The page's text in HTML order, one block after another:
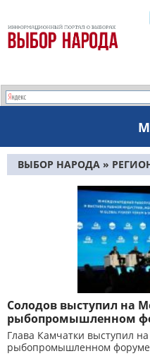
ВЫБОР НАРОДА »
ДАЛЬНЕВОСТОЧНЫЙ ФО
СТРАНИЦА 62
Солодов выступил на
рыбопромышленном
Глава Камчатки выступил
рыбопромышленном форуме